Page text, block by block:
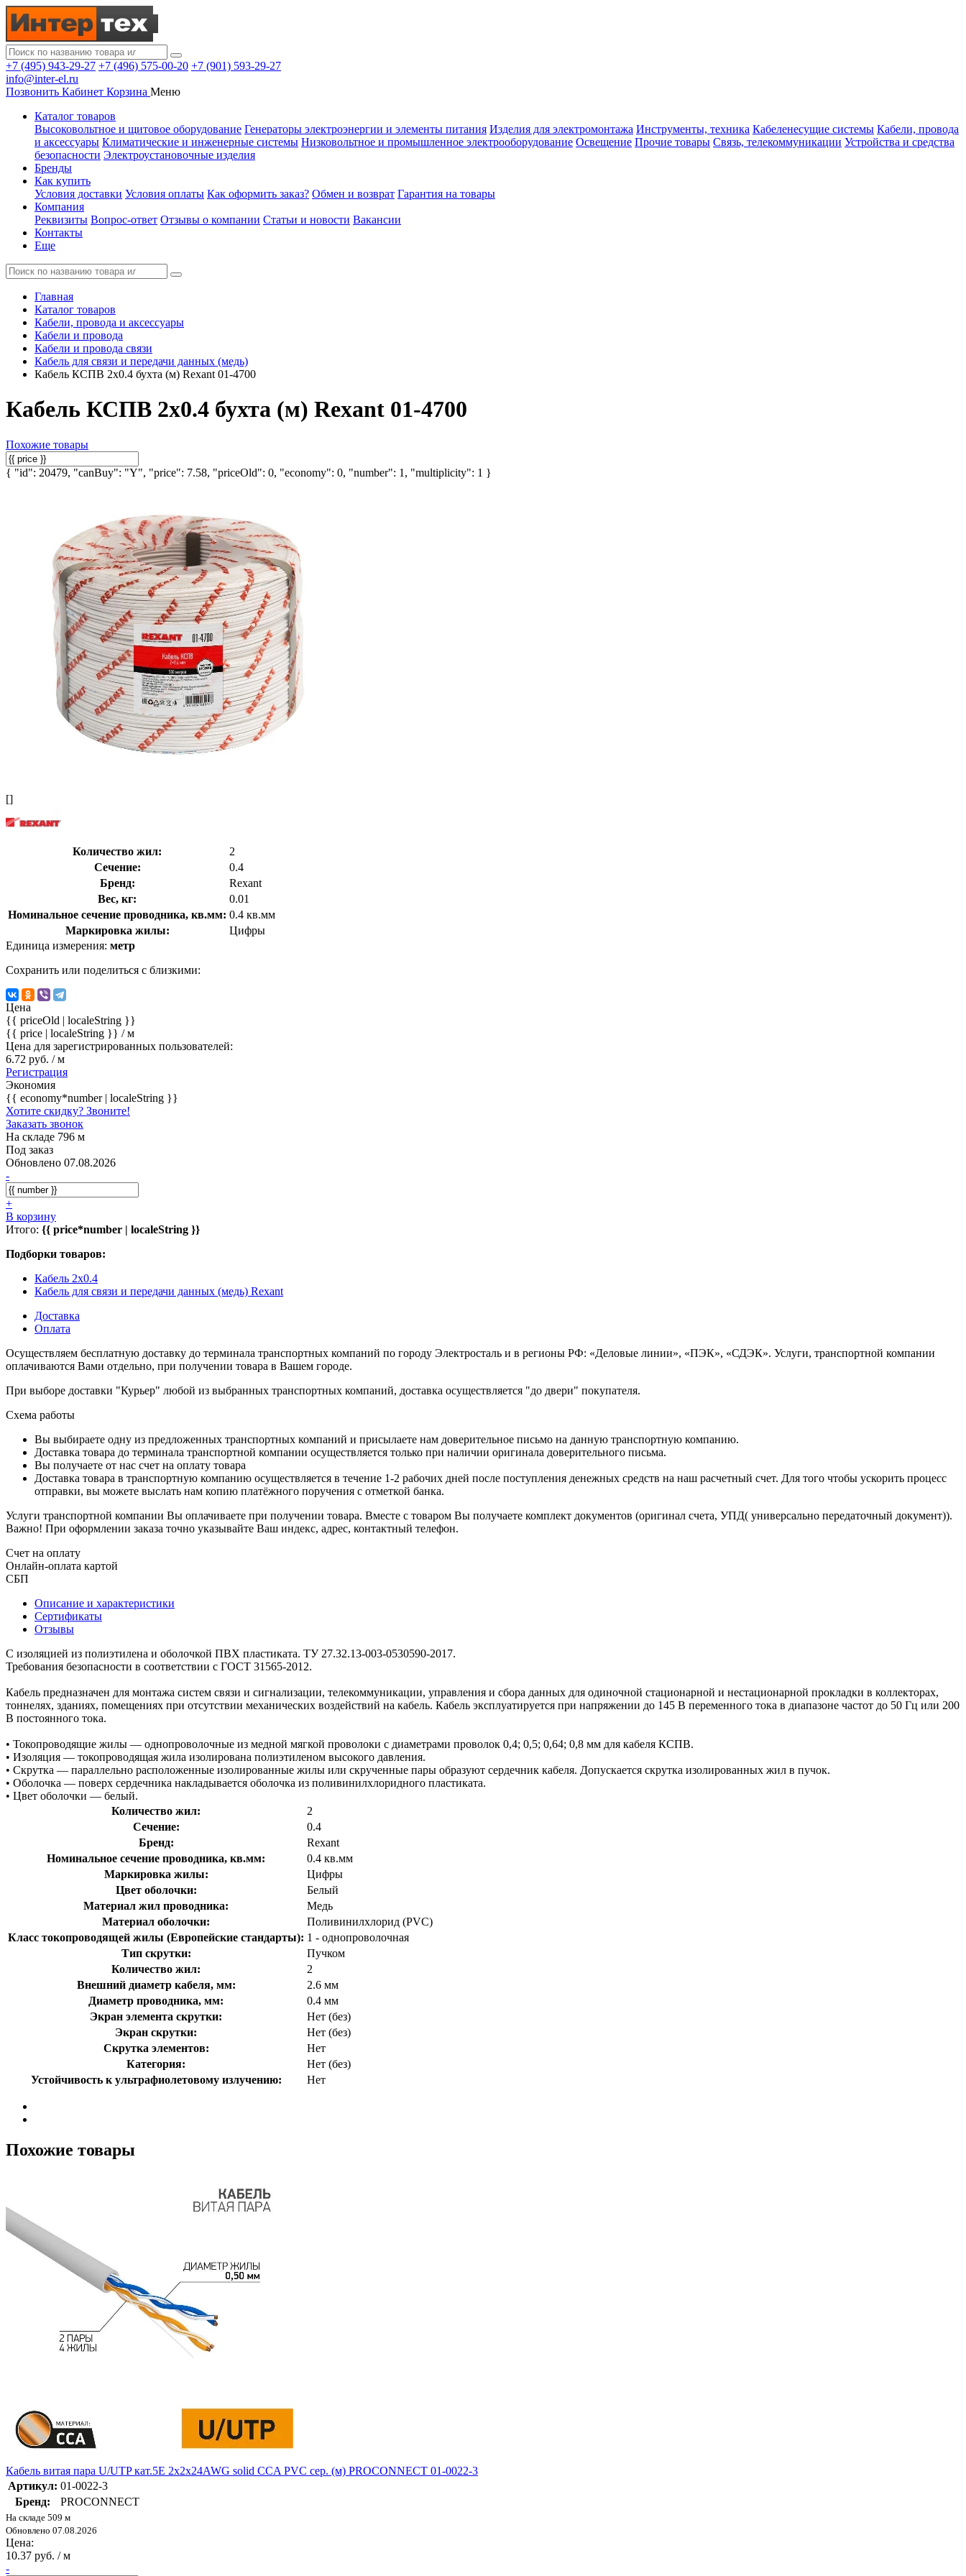
+7 (495) 943-29-27 +7 (496) 575-00-20 +7 (901) 593-29-27
info@inter-el.ru
Позвонить Кабинет Корзина Меню
Каталог товаров
Высоковольтное и щитовое оборудование Генераторы электроэнергии и элементы питания Изделия для электромонтажа Инструменты, техника Кабеленесущие системы Кабели, провода
и аксессуары Климатические и инженерные системы Низковольтное и промышленное электрооборудование Освещение Прочие товары Связь, телекоммуникации Устройства и средства
безопасности Электроустановочные изделия
Бренды
Как купить
Условия доставки Условия оплаты Как оформить заказ? Обмен и возврат Гарантия на товары
Компания
Реквизиты Вопрос-ответ Отзывы о компании Статьи и новости Вакансии
Контакты
Еще
Главная
Каталог товаров
Кабели, провода и аксессуары
Кабели и провода
Кабели и провода связи
Кабель для связи и передачи данных (медь)
Кабель КСПВ 2х0.4 бухта (м) Rexant 01-4700
Кабель КСПВ 2х0.4 бухта (м) Rexant 01-4700
Похожие товары
{ "id": 20479, "canBuy": "Y", "price": 7.58, "priceOld": 0, "economy": 0, "number": 1, "multiplicity": 1 }
[]
Количество жил:
2
Сечение:
0.4
Бренд:
Rexant
Вес, кг:
0.01
Номинальное сечение проводника, кв.мм: 0.4 кв.мм
Маркировка жилы:
Цифры
Единица измерения: метр
Сохранить или поделиться с близкими:
Цена
{{ priceOld | localeString }}
{{ price | localeString }} / м
Цена для зарегистрированных пользователей:
6.72 руб. / м
Регистрация
Экономия
{{ economy*number | localeString }}
Хотите скидку? Звоните!
Заказать звонок
На складе 796 м
Под заказ
Обновлено 07.08.2026
-
+
В корзину
Итого: {{ price*number | localeString }}
Подборки товаров:
Кабель 2x0.4
Кабель для связи и передачи данных (медь) Rexant
Доставка
Оплата
Осуществляем бесплатную доставку до терминала транспортных компаний по городу Электросталь и в регионы РФ: «Деловые линии», «ПЭК», «СДЭК». Услуги, транспортной компании
оплачиваются Вами отдельно, при получении товара в Вашем городе.
При выборе доставки "Курьер" любой из выбранных транспортных компаний, доставка осуществляется "до двери" покупателя.
Схема работы
Вы выбираете одну из предложенных транспортных компаний и присылаете нам доверительное письмо на данную транспортную компанию.
Доставка товара до терминала транспортной компании осуществляется только при наличии оригинала доверительного письма.
Вы получаете от нас счет на оплату товара
Доставка товара в транспортную компанию осуществляется в течение 1-2 рабочих дней после поступления денежных средств на наш расчетный счет. Для того чтобы ускорить процесс
отправки, вы можете выслать нам копию платёжного поручения с отметкой банка.
Услуги транспортной компании Вы оплачиваете при получении товара. Вместе с товаром Вы получаете комплект документов (оригинал счета, УПД( универсально передаточный документ)).
Важно! При оформлении заказа точно указывайте Ваш индекс, адрес, контактный телефон.
Счет на оплату
Онлайн-оплата картой
СБП
Описание и характеристики
Сертификаты
Отзывы
С изоляцией из полиэтилена и оболочкой ПВХ пластиката. ТУ 27.32.13-003-0530590-2017.
Требования безопасности в соответствии с ГОСТ 31565-2012.
Кабель предназначен для монтажа систем связи и сигнализации, телекоммуникации, управления и сбора данных для одиночной стационарной и нестационарной прокладки в коллекторах,
тоннелях, зданиях, помещениях при отсутствии механических воздействий на кабель. Кабель эксплуатируется при напряжении до 145 В переменного тока в диапазоне частот до 50 Гц или 200
В постоянного тока.
• Токопроводящие жилы — однопроволочные из медной мягкой проволоки с диаметрами проволок 0,4; 0,5; 0,64; 0,8 мм для кабеля КСПВ.
• Изоляция — токопроводящая жила изолирована полиэтиленом высокого давления.
• Скрутка — параллельно расположенные изолированные жилы или скрученные пары образуют сердечник кабеля. Допускается скрутка изолированных жил в пучок.
• Оболочка — поверх сердечника накладывается оболочка из поливинилхлоридного пластиката.
• Цвет оболочки — белый.
Количество жил:
2
Сечение:
0.4
Бренд:
Rexant
Номинальное сечение проводника, кв.мм:
0.4 кв.мм
Маркировка жилы:
Цифры
Цвет оболочки:
Белый
Материал жил проводника:
Медь
Материал оболочки:
Поливинилхлорид (PVC)
Класс токопроводящей жилы (Европейские стандарты): 1 - однопроволочная
Тип скрутки:
Пучком
Количество жил:
2
Внешний диаметр кабеля, мм:
2.6 мм
Диаметр проводника, мм:
0.4 мм
Экран элемента скрутки:
Нет (без)
Экран скрутки:
Нет (без)
Скрутка элементов:
Нет
Категория:
Нет (без)
Устойчивость к ультрафиолетовому излучению:
Нет
Похожие товары
Кабель витая пара U/UTP кат.5E 2х2х24AWG solid CCA PVC сер. (м) PROCONNECT 01-0022-3
Артикул: 01-0022-3
Бренд:
PROCONNECT
На складе 509 м
Обновлено 07.08.2026
Цена:
10.37 руб. / м
-